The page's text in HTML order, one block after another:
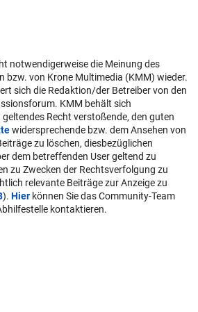
notwendigerweise die Meinung des
bzw. von Krone Multimedia (KMM) wieder.
sich die Redaktion/der Betreiber von den
KMM behält sich
Recht verstoßende, den guten
widersprechende bzw. dem Ansehen von
zu löschen, diesbezüglichen
dem betreffenden User geltend zu
zu Zwecken der Rechtsverfolgung zu
relevante Beiträge zur Anzeige zu
). Hier können Sie das Community-Team
kontaktieren.